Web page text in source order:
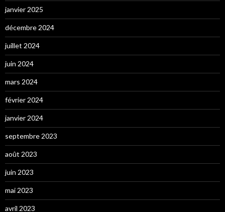
janvier 2025
décembre 2024
juillet 2024
juin 2024
mars 2024
février 2024
janvier 2024
septembre 2023
août 2023
juin 2023
mai 2023
avril 2023